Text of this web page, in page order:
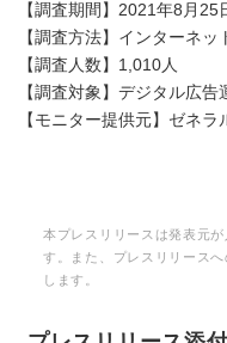
【調査期間】2021年8月25
【調査方法】インターネッ
【調査人数】1,010人
【調査対象】デジタル広告
【モニター提供元】ゼネラ
本プレスリリースは発表元
す。また、プレスリリース
します。